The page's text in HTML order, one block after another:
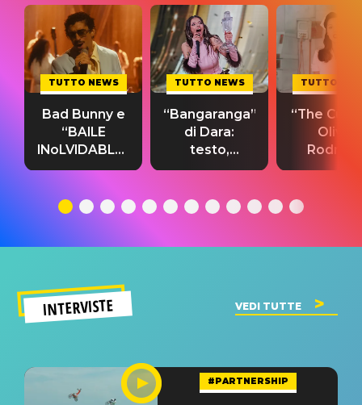
TUTTO NEWS
Bad Bunny e
“BAILE
INoLVIDABLE”:
testo,
significato
TUTTO NEWS
“Bangaranga”
di Dara:
testo,
traduzione e
del singolo
TUTTO
“The
Olivia
testo,
INTERVISTE VEDI TUTTE
#PARTNERSHIP